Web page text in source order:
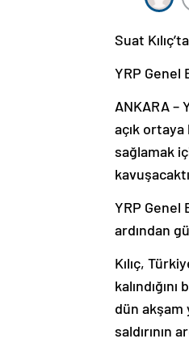
Suat
YRP Genel
ANKARA –
açık
sağlamak
YRP Genel
ardından
Kılıç,
dün akşam
saldırının